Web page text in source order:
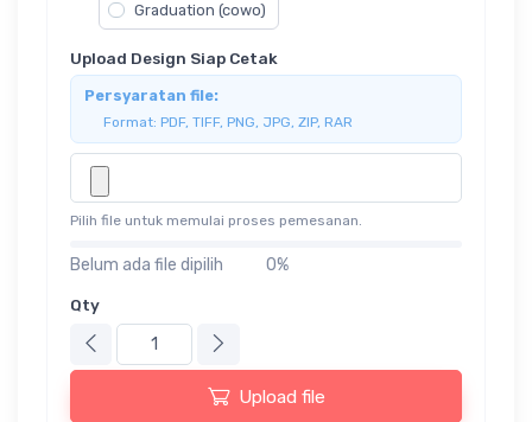
Graduation (cowo)
Upload Design Siap Cetak
Persyaratan file:
Format: PDF, TIFF, PNG, JPG, ZIP, RAR
Pilih file untuk memulai proses pemesanan.
0%
Belum ada file dipilih
Qty
Upload file